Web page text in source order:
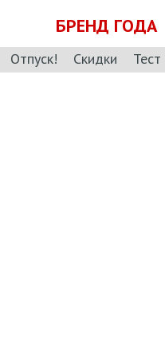
БРЕНД ГОДА
Отпуск! Скидки